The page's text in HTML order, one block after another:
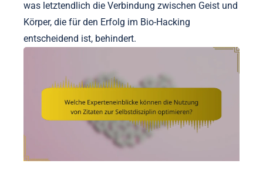
was letztendlich die Verbindung zwischen Geist und
Körper, die für den Erfolg im Bio-Hacking
entscheidend ist, behindert.